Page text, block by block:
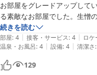
お部屋をグレードアップして
る素敵なお部屋でした。生憎
本のアマルフィーと言われて
ございました。
続きを読む
部屋: 4 | 接客・サービス: 4 | ロケ
温泉・お風呂: 4 | 設備: 4 | 清潔さ:
129